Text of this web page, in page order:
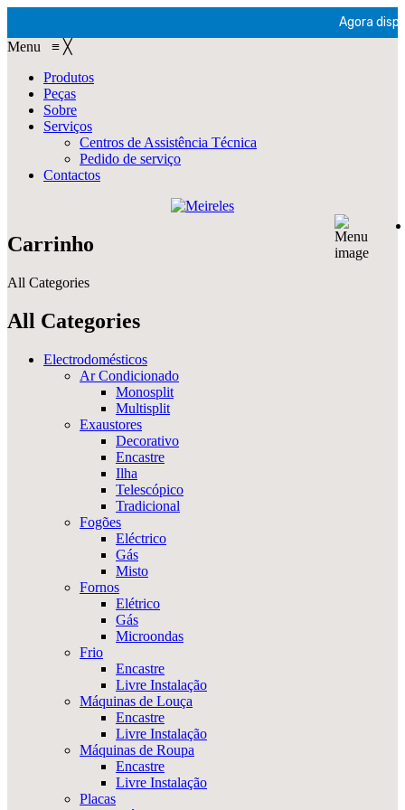
Agora
Menu ≡ ╳
Produtos
Peças
Sobre
Serviços
Centros de Assistência Técnica
Pedido de serviço
Contactos
Carrinho
All Categories
All Categories
Electrodomésticos
Ar Condicionado
Monosplit
Multisplit
Exaustores
Decorativo
Encastre
Ilha
Telescópico
Tradicional
Fogões
Eléctrico
Gás
Misto
Fornos
Elétrico
Gás
Microondas
Frio
Encastre
Livre Instalação
Máquinas de Louça
Encastre
Livre Instalação
Máquinas de Roupa
Encastre
Livre Instalação
Placas